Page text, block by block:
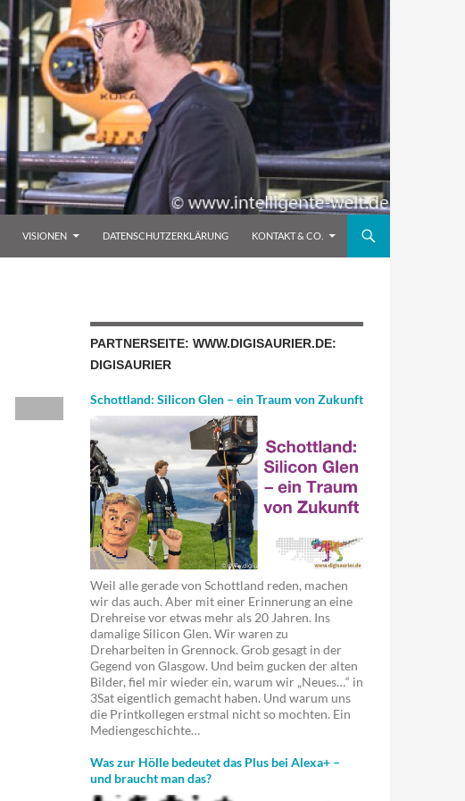
VISIONEN DATENSCHUTZERKLÄRUNG KONTAKT & CO.
PARTNERSEITE: WWW.DIGISAURIER.DE:
DIGISAURIER
Schottland: Silicon Glen – ein Traum von Zukunft
Weil alle gerade von Schottland reden, machen
wir das auch. Aber mit einer Erinnerung an eine
Drehreise vor etwas mehr als 20 Jahren. Ins
damalige Silicon Glen. Wir waren zu
Dreharbeiten in Grennock. Grob gesagt in der
Gegend von Glasgow. Und beim gucken der alten
Bilder, fiel mir wieder ein, warum wir „Neues…“ in
3Sat eigentlich gemacht haben. Und warum uns
die Printkollegen erstmal nicht so mochten. Ein
Mediengeschichte…
Was zur Hölle bedeutet das Plus bei Alexa+ –
und braucht man das?